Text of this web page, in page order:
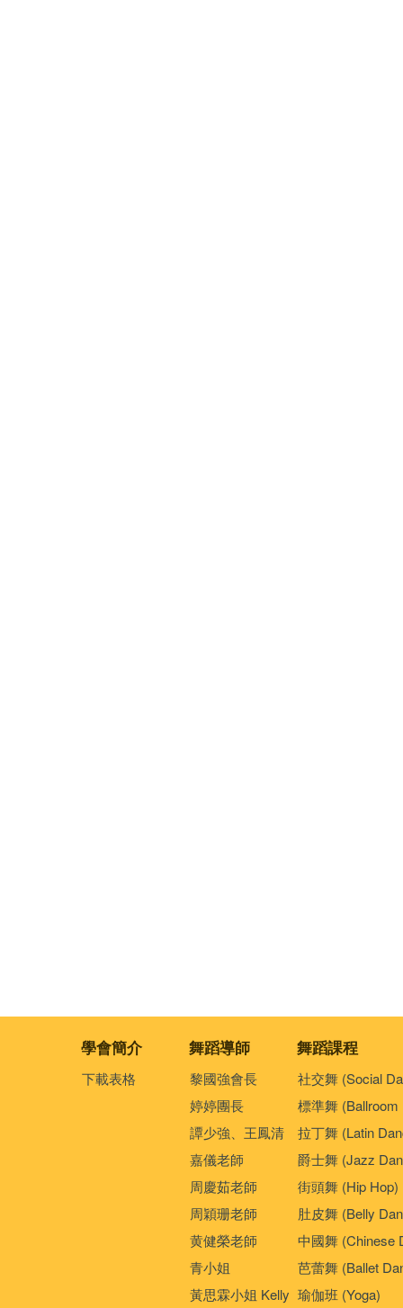
學會簡介 舞蹈導師 舞蹈課程
下載表格
黎國強會長
婷婷團長
譚少強、王鳳清
嘉儀老師
周慶茹老師
周穎珊老師
黄健榮老師
青小姐
黃思霖小姐 Kelly
社交舞 (Social
標準舞 (Ballroom
拉丁舞 (Latin
爵士舞 (Jazz
街頭舞 (Hip Hop)
肚皮舞 (Belly
中國舞 (Chinese
芭蕾舞 (Ballet
瑜伽班 (Yoga)